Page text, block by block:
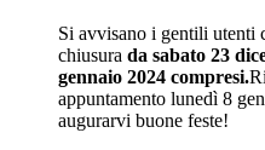
Si avvisano i gentili utenti
chiusura da sabato 23
gennaio 2024 compresi.
appuntamento lunedì 8
augurarvi buone feste!